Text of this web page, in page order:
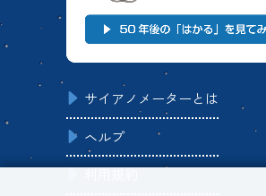
サイアノメーターとは
ヘルプ